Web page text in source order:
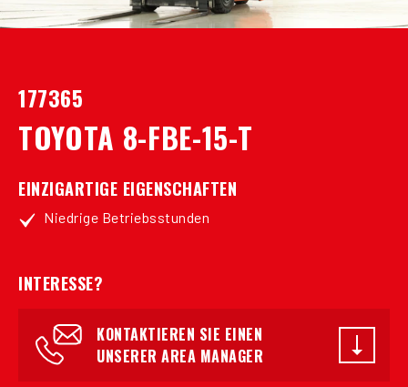
177365
TOYOTA 8-FBE-15-T
EINZIGARTIGE EIGENSCHAFTEN
Niedrige Betriebsstunden
INTERESSE?
KONTAKTIEREN SIE EINEN
UNSERER AREA MANAGER